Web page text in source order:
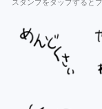
スタンプをタップすると